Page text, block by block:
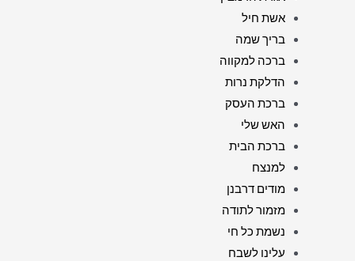
אשת חיל
בריך שמה
ברכה למקווה
הדלקת נרות
ברכת העסק
האש שלי
ברכת הבית
למנצח
מודים דרבנן
מזמור לתודה
נשמת כל חי
עלינו לשבח